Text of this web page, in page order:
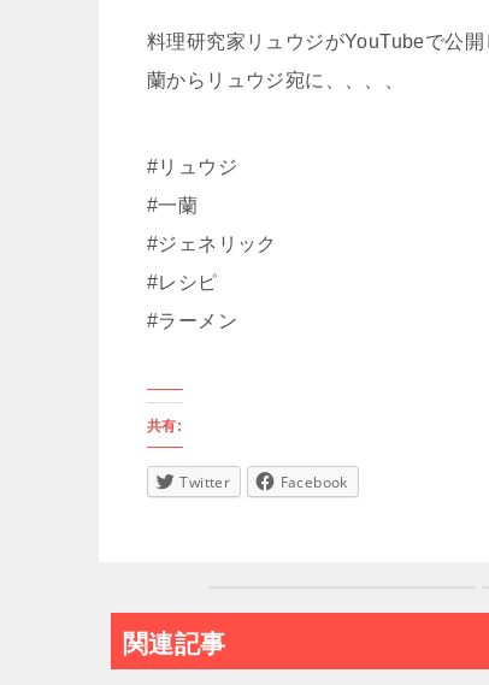
料理研究家リュウジがYouTubeで公
蘭からリュウジ宛に、、、、
#リュウジ
#一蘭
#ジェネリック
#レシピ
#ラーメン
共有:
Twitter Facebook
関連記事